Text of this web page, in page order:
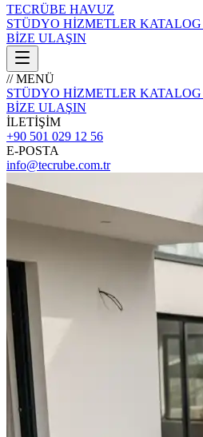
TECRÜBE HAVUZ
STÜDYO HİZMETLER KATALOG
BİZE ULAŞIN
// MENÜ
STÜDYO HİZMETLER KATALOG
BİZE ULAŞIN
İLETİŞİM
+90 501 029 12 56
E-POSTA
info@tecrube.com.tr